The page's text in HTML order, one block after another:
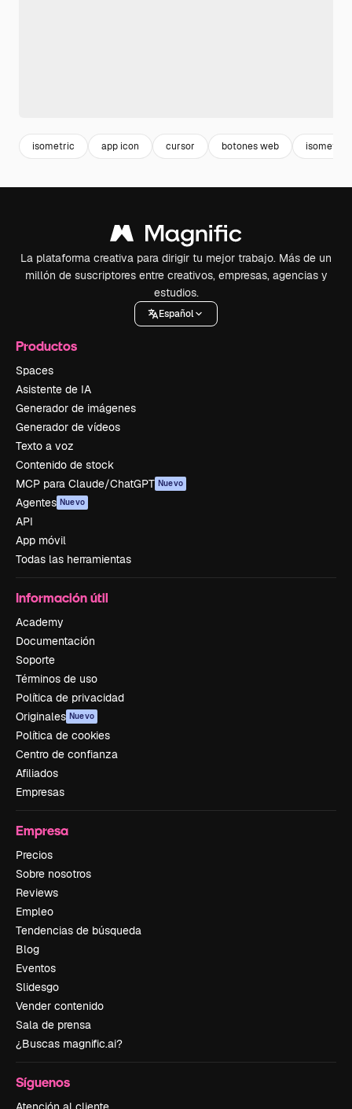
isometric app icon cursor botones web
La plataforma creativa para dirigir tu mejor trabajo. Más de un
millón de suscriptores entre creativos, empresas, agencias y
estudios.
Español
Productos
Spaces
Asistente de IA
Generador de imágenes
Generador de vídeos
Texto a voz
Contenido de stock
MCP para Claude/ChatGPT Nuevo
Agentes Nuevo
API
App móvil
Todas las herramientas
Información útil
Academy
Documentación
Soporte
Términos de uso
Política de privacidad
Originales Nuevo
Política de cookies
Centro de confianza
Afiliados
Empresas
Empresa
Precios
Sobre nosotros
Reviews
Empleo
Tendencias de búsqueda
Blog
Eventos
Slidesgo
Vender contenido
Sala de prensa
¿Buscas magnific.ai?
Síguenos